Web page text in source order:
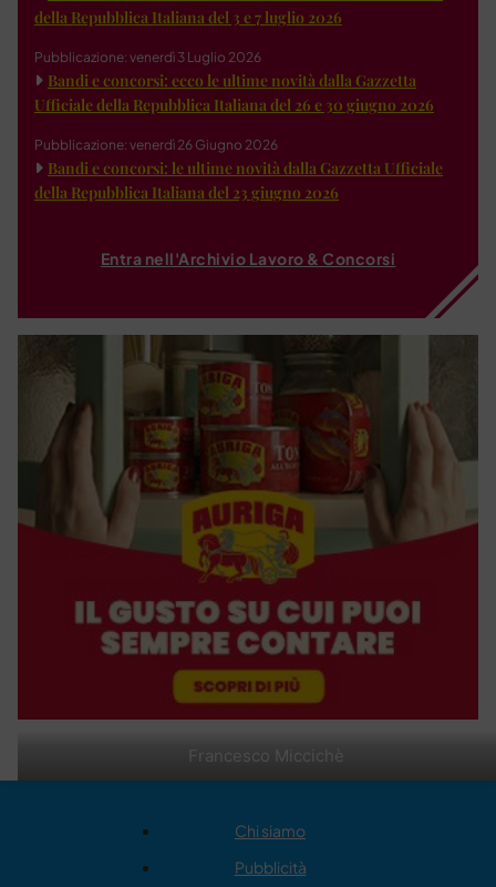
Francesco Miccichè
della Repubblica Italiana del 3 e 7 luglio 2026
Pubblicazione: venerdì 3 Luglio 2026
Bandi e concorsi: ecco le ultime novità dalla Gazzetta
Ufficiale della Repubblica Italiana del 26 e 30 giugno 2026
Pubblicazione: venerdì 26 Giugno 2026
Bandi e concorsi: le ultime novità dalla Gazzetta Ufficiale
della Repubblica Italiana del 23 giugno 2026
Entra nell'Archivio Lavoro & Concorsi
Chi siamo
Pubblicità